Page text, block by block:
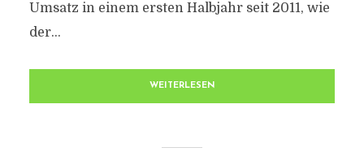
Umsatz in einem ersten Halbjahr seit 2011, wie
der...
WEITERLESEN